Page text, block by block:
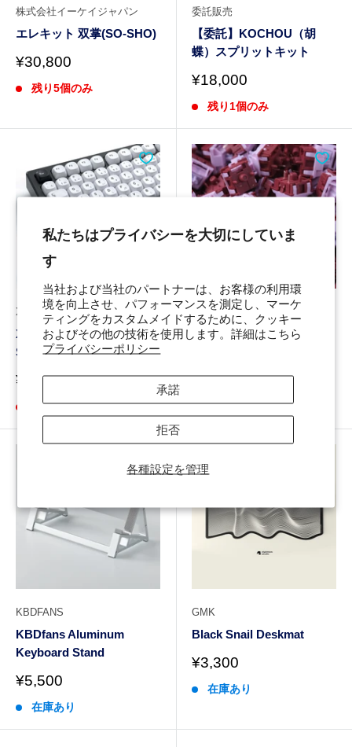
私たちはプライバシーを大切にしていま
す
当社および当社のパートナーは、お客様の利用環
境を向上させ、パフォーマンスを測定し、マーケ
ティングをカスタムメイドするために、クッキー
およびその他の技術を使用します。詳細はこちら
プライバシーポリシー
各種設定を管理
承諾
拒否
株式会社イーケイジャパン
エレキット 双掌(SO-SHO)
販
価
¥30,800
残り5個のみ
委託販売
【委託】KOCHOU（胡
蝶）スプリットキット
販
価
格
¥18,000
残り1個のみ
XVX
XVX Minimalist White
Style BOW
販
価
格
¥4,400
残り17個のみ
KEYGEEK
Keygeek Muse Linear
販
価
¥102から
在庫あり
KBDFANS
KBDfans Aluminum
Keyboard Stand
販
価
格
¥5,500
在庫あり
GMK
Black Snail Deskmat
販
価
¥3,300
在庫あり